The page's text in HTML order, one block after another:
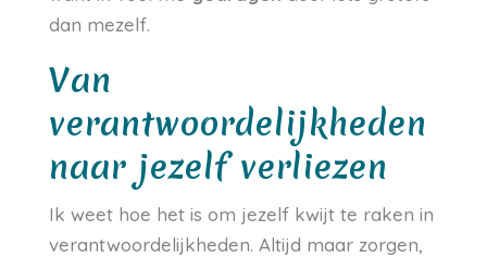
dan mezelf.
Van
verantwoordelijkheden
naar jezelf verliezen
Ik weet hoe het is om jezelf kwijt te raken in
verantwoordelijkheden. Altijd maar zorgen,